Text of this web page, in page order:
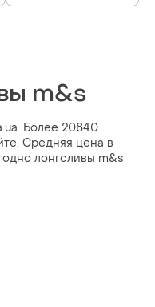
m&s
Более 20840
Средняя цена в
лонгсливы m&s